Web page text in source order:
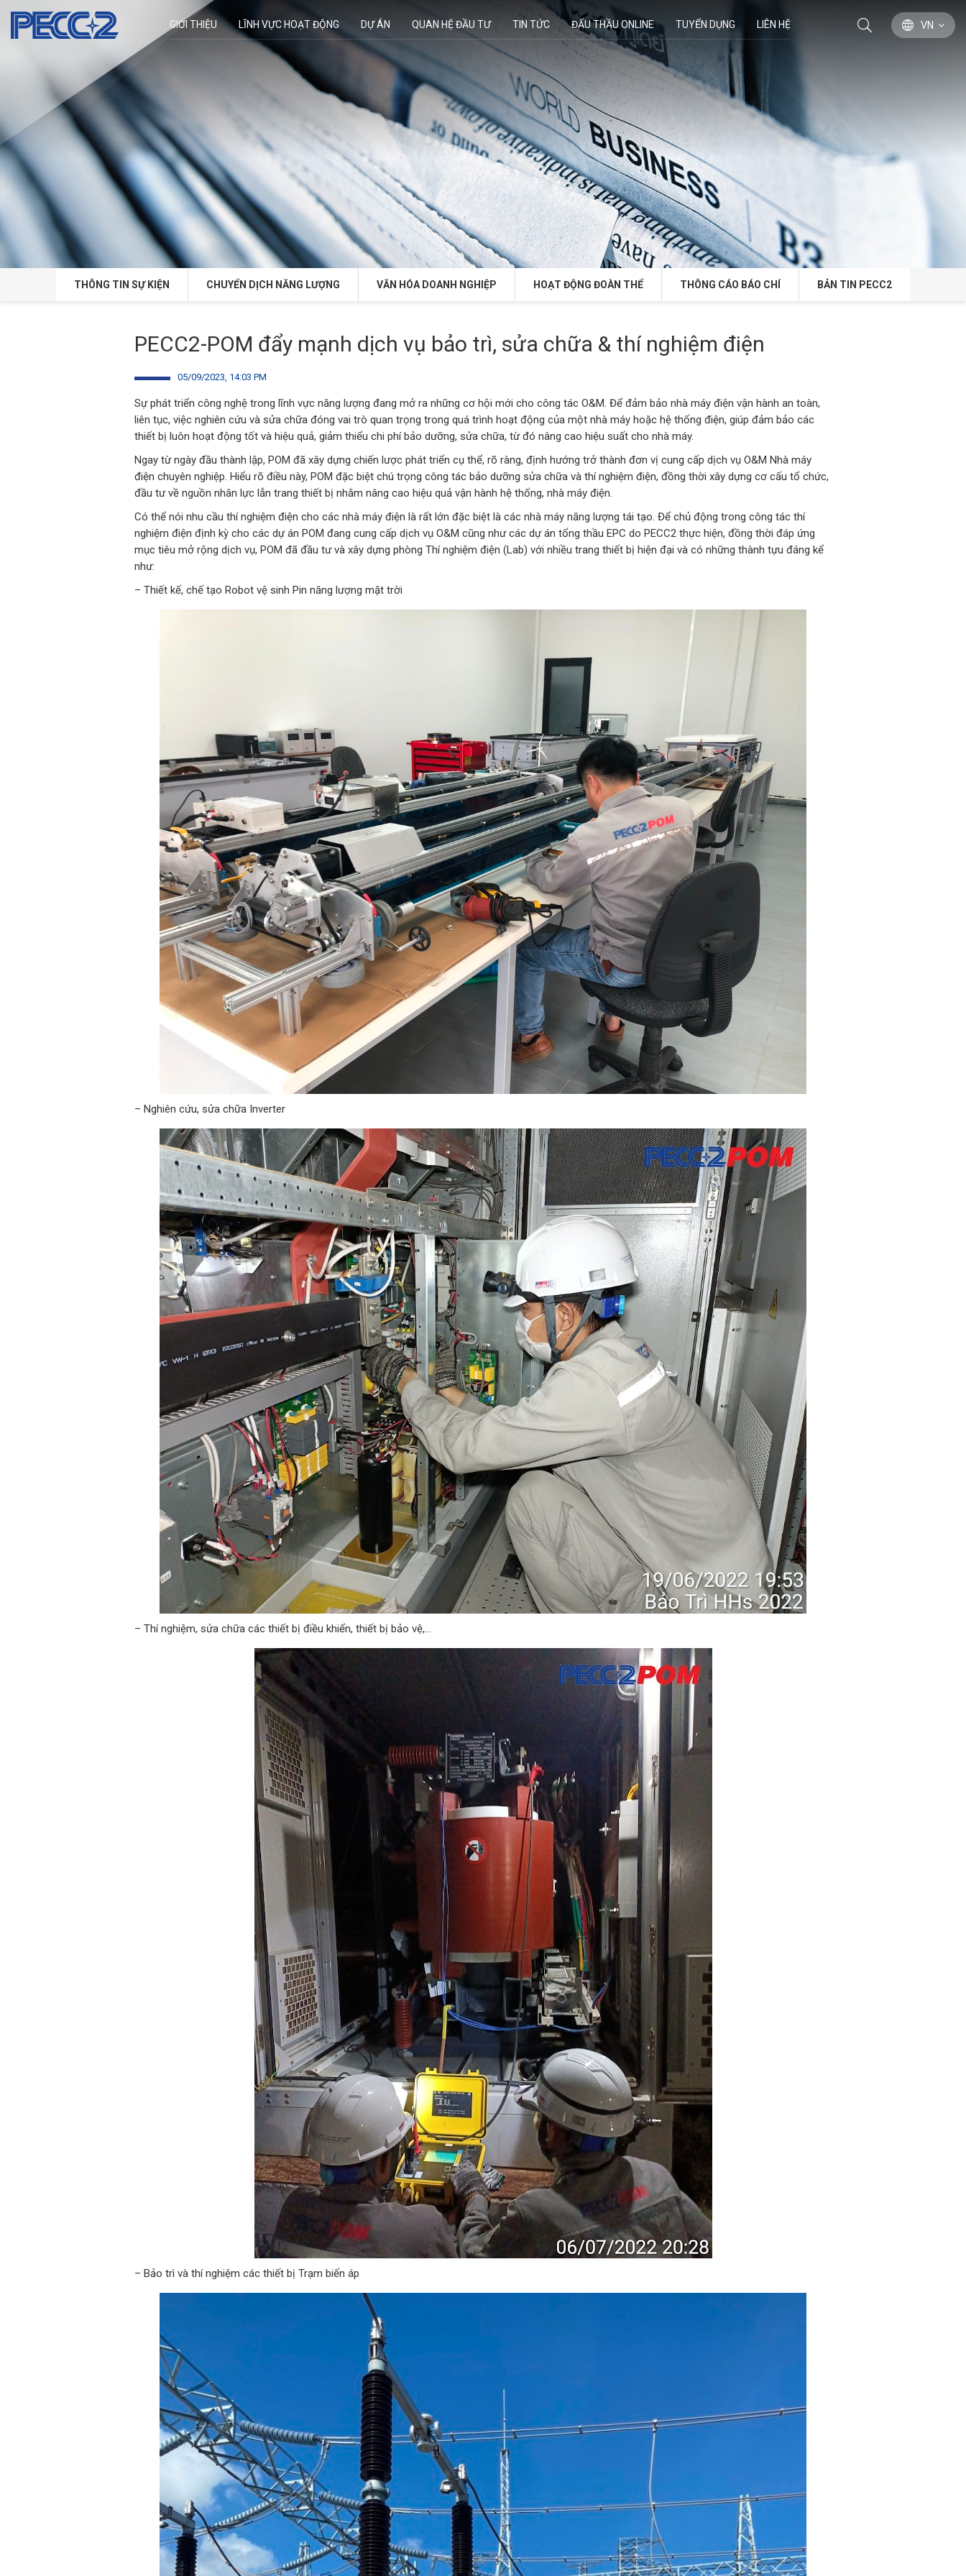
GIỚI THIỆU LĨNH VỰC HOẠT ĐỘNG DỰ ÁN QUAN HỆ ĐẦU TƯ TIN TỨC ĐẤU THẦU ONLINE TUYỂN DỤNG LIÊN HỆ VN
THÔNG TIN SỰ KIỆN CHUYỂN DỊCH NĂNG LƯỢNG VĂN HÓA DOANH NGHIỆP HOẠT ĐỘNG ĐOÀN THỂ THÔNG CÁO BÁO CHÍ BẢN TIN PECC2
PECC2-POM đẩy mạnh dịch vụ bảo trì, sửa chữa & thí nghiệm điện
05/09/2023, 14:03 PM
Sự phát triển công nghệ trong lĩnh vực năng lượng đang mở ra những cơ hội mới cho công tác O&M. Để đảm bảo nhà máy điện vận hành an toàn,
liên tục, việc nghiên cứu và sửa chữa đóng vai trò quan trọng trong quá trình hoạt động của một nhà máy hoặc hệ thống điện, giúp đảm bảo các
thiết bị luôn hoạt động tốt và hiệu quả, giảm thiểu chi phí bảo dưỡng, sửa chữa, từ đó nâng cao hiệu suất cho nhà máy.
Ngay từ ngày đầu thành lập, POM đã xây dựng chiến lược phát triển cụ thể, rõ ràng, định hướng trở thành đơn vị cung cấp dịch vụ O&M Nhà máy
điện chuyên nghiệp. Hiểu rõ điều này, POM đặc biệt chú trọng công tác bảo dưỡng sửa chữa và thí nghiệm điện, đồng thời xây dựng cơ cấu tổ chức,
đầu tư về nguồn nhân lực lẫn trang thiết bị nhằm nâng cao hiệu quả vận hành hệ thống, nhà máy điện.
Có thể nói nhu cầu thí nghiệm điện cho các nhà máy điện là rất lớn đặc biệt là các nhà máy năng lượng tái tạo. Để chủ động trong công tác thí
nghiệm điện định kỳ cho các dự án POM đang cung cấp dịch vụ O&M cũng như các dự án tổng thầu EPC do PECC2 thực hiện, đồng thời đáp ứng
mục tiêu mở rộng dịch vụ, POM đã đầu tư và xây dựng phòng Thí nghiệm điện (Lab) với nhiều trang thiết bị hiện đại và có những thành tựu đáng kể
như:
– Thiết kế, chế tạo Robot vệ sinh Pin năng lượng mặt trời
– Nghiên cứu, sửa chữa Inverter
– Thí nghiệm, sửa chữa các thiết bị điều khiển, thiết bị bảo vệ,…
– Bảo trì và thí nghiệm các thiết bị Trạm biến áp